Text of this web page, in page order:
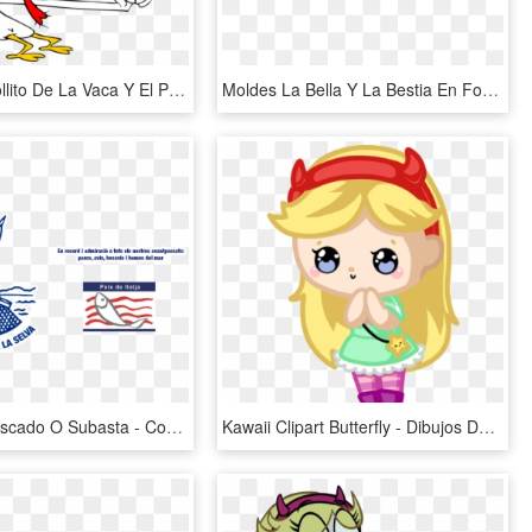
Free Png Pollito De La Vaca Y El Pollito Png Image - Pollito De Vaca Y Pollito, Transparent Png Moldes La Bella Y La Bestia En Foami - Moldes De La Bella Y La Bestia, HD Png Download
Lonja De Pescado O Subasta - Confraria De Pescadors Del Port De La Selva, HD Png Download Kawaii Clipart Butterfly - Dibujos De Star Versus Las Fuerzas Del Mal, HD Png Download